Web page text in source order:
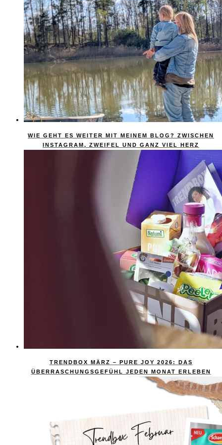
WIE GEHT ES WEITER MIT MEINEM BLOG? ZWISCHEN
INSTAGRAM, ZWEIFEL UND GANZ VIEL HERZ
TRENDBOX MÄRZ – PURE JOY 2026: DAS
ÜBERRASCHUNGSGEFÜHL JEDEN MONAT ERLEBEN